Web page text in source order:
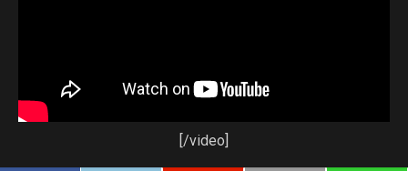
[/video]